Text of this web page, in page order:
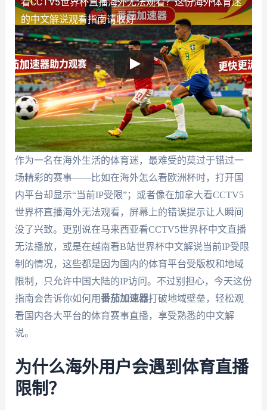
的中文解说观看指南请收好
作为一名在海外生活的体育迷，最难受的莫过于错过一
场精彩的赛事——比如在海外怎么看欧洲杯时，打开国
内平台却显示“当前IP受限”；或者像在加拿大看CCTV5
世界杯直播海外无法观看，屏幕上的错误提示让人瞬间
没了兴致。更别说在马来西亚看CCTV5世界杯中文直播
无法播放，或是在越南看B站世界杯中文解说当前IP受限
制的情况，这些都是因为国内的体育平台受版权和地域
限制，只允许中国大陆的IP访问。不过别担心，今天这份
指南会告诉你如何用番茄加速器打破地域壁垒，轻松观
看国内各大平台的体育赛事直播，享受熟悉的中文解
说。
为什么海外用户会遇到体育直播
限制？